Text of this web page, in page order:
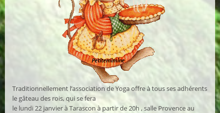
Traditionnellement l’association de Yoga offre à tous ses adhérents
le gâteau des rois, qui se fera
le lundi 22 janvier à Tarascon à partir de 20h , salle Provence au